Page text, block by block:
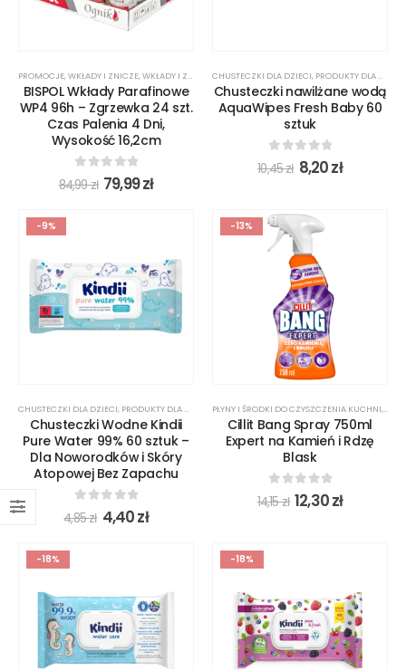
PROMOCJE,WKŁADY I ZNICZE,WKŁADY I ZNICZE
BISPOL Wkłady Parafinowe
WP4 96h – Zgrzewka 24 szt.
Czas Palenia 4 Dni,
Wysokość 16,2cm
0 out of 5
84,99zł 79,99zł
CHUSTECZKI DLA DZIECI, PRODUKTY DLA DZIECI
Chusteczki nawilżane wodą
AquaWipes Fresh Baby 60
sztuk
out of 5
10,45zł 8,20zł
-9%
CHUSTECZKI DLA DZIECI, PRODUKTY DLA DZIECI ,PROMOCJE
Chusteczki Wodne Kindii
Pure Water 99% 60 sztuk –
Dla Noworodków i Skóry
Atopowej Bez Zapachu
0out of 5
4,85zł 4,40zł
-13%
PŁYNY I ŚRODKI DO CZYSZCZENIA KUCHNI,
Cillit Bang Spray 750ml
Expert na Kamień i Rdzę
Blask
0out of 5
14,15zł 12,30zł
-18% -18%